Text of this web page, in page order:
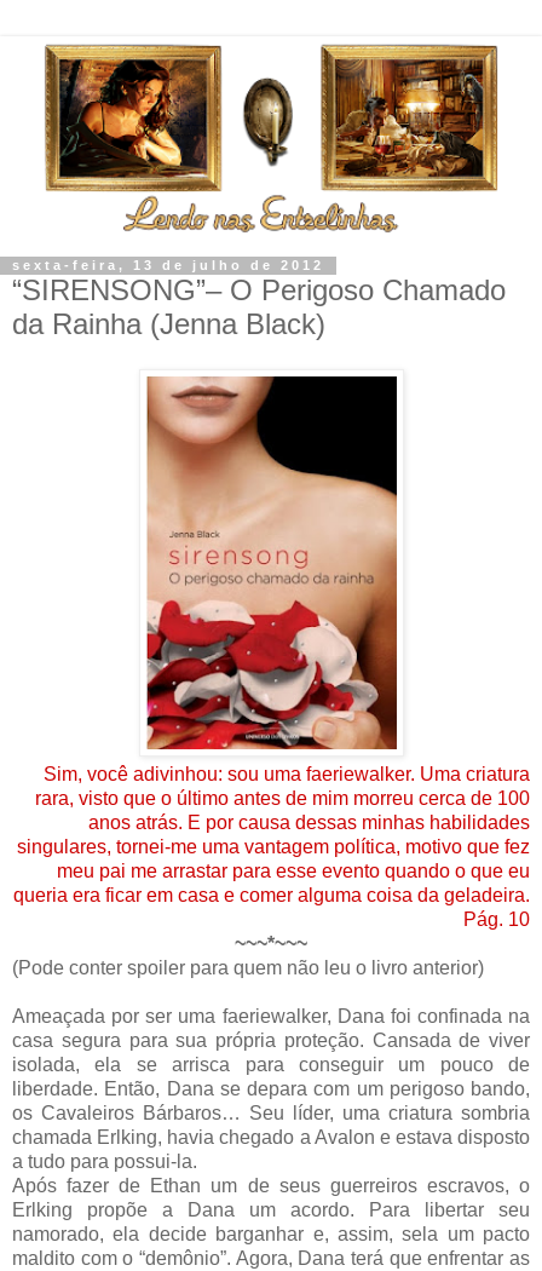
sexta-feira, 13 de julho de 2012
“SIRENSONG”– O Perigoso Chamado
da Rainha (Jenna Black)
Sim, você adivinhou: sou uma faeriewalker. Uma criatura
rara, visto que o último antes de mim morreu cerca de 100
anos atrás. E por causa dessas minhas habilidades
singulares, tornei-me uma vantagem política, motivo que fez
meu pai me arrastar para esse evento quando o que eu
queria era ficar em casa e comer alguma coisa da geladeira.
Pág. 10
~~~*~~~
(Pode conter spoiler para quem não leu o livro anterior)
Ameaçada por ser uma faeriewalker, Dana foi confinada na
casa segura para sua própria proteção. Cansada de viver
isolada, ela se arrisca para conseguir um pouco de
liberdade. Então, Dana se depara com um perigoso bando,
os Cavaleiros Bárbaros… Seu líder, uma criatura sombria
chamada Erlking, havia chegado a Avalon e estava disposto
a tudo para possui-la.
Após fazer de Ethan um de seus guerreiros escravos, o
Erlking propõe a Dana um acordo. Para libertar seu
namorado, ela decide barganhar e, assim, sela um pacto
maldito com o “demônio”. Agora, Dana terá que enfrentar as